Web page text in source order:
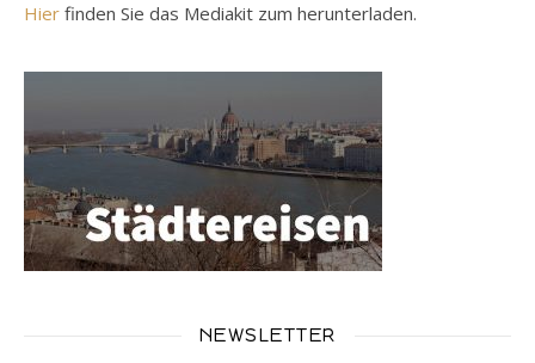
Hier finden Sie das Mediakit zum herunterladen.
NEWSLETTER